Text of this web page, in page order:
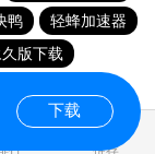
鸭
轻蜂加速器
版下载
行 推荐
下载
0.020819s